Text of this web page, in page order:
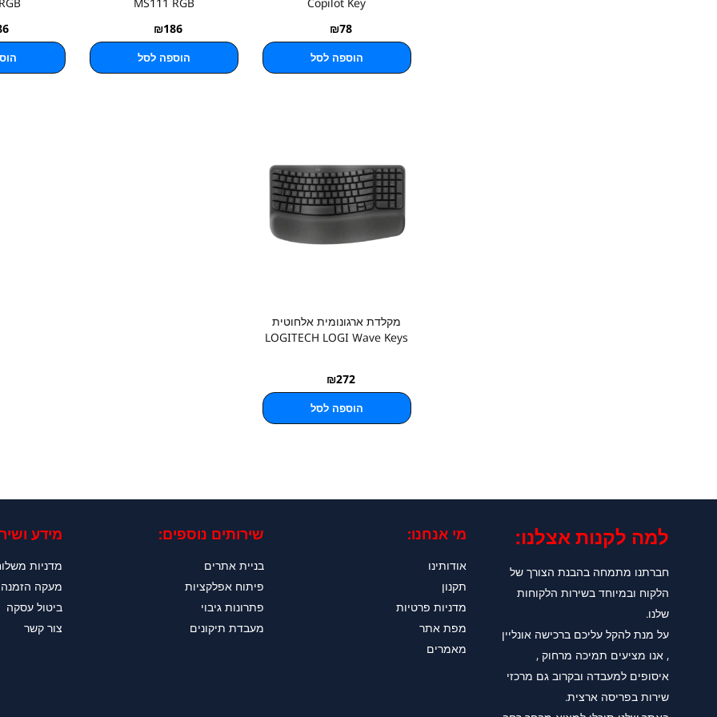
₪78
הוספה לסל
₪186
הוספה לסל
מקלדת ארגונומית אלחוטית
LOGITECH LOGI Wave Keys
₪272
הוספה לסל
למה לקנות אצלנו:​
חברתנו מתמחה בהבנת הצורך של
הלקוח ובמיוחד בשירות הלקוחות
שלנו.
על מנת להקל עליכם ברכישה אונליין
, אנו מציעים תמיכה מרחוק ,
איסופים למעבדה ובקרוב גם מרכזי
שירות בפריסה ארצית.
מי אנחנו:
אודותינו
תקנון
מדניות פרטיות
מפת אתר
מאמרים
שירותים נוספים:
בניית אתרים
פיתוח אפלקציות
פתרונות גיבוי
מעבדת תיקונים
מידע
מדניות
מעקה הזמנה
ביטול עסקה
צור קשר